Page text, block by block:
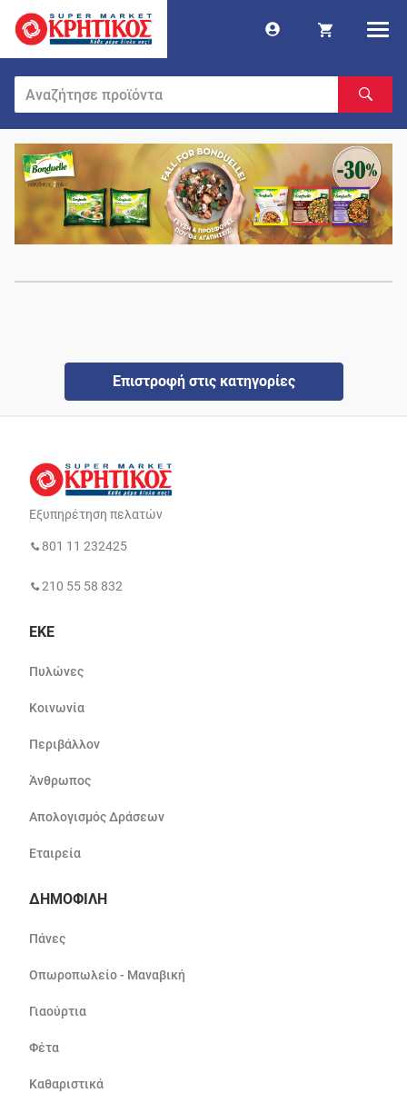
Επιστροφή στις κατηγορίες
Εξυπηρέτηση πελατών
801 11 232425
210 55 58 832
ΕΚΕ
Πυλώνες
Κοινωνία
Περιβάλλον
Άνθρωπος
Απολογισμός Δράσεων
Εταιρεία
ΔΗΜΟΦΙΛΗ
Πάνες
Οπωροπωλείο - Μαναβική
Γιαούρτια
Φέτα
Καθαριστικά